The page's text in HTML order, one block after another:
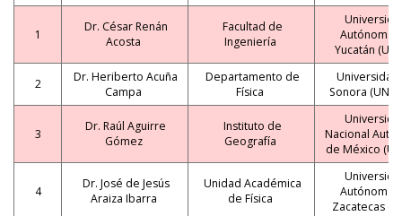
1
Dr. César Renán
Acosta
Facultad de
Ingeniería
Autónoma
Yucatán
2
Dr. Heriberto Acuña
Campa
Departamento de
Física
Sonora
3
Dr. Raúl Aguirre
Gómez
Instituto de
Geografía
Nacional
de México
4
Dr. José de Jesús
Araiza Ibarra
Unidad Académica
de Física
Autónoma
Zacatecas